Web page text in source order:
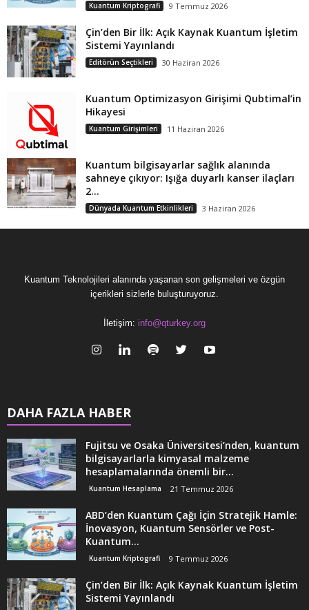
Kuantum Kriptografi 9 Temmuz 2026
Çin’den Bir İlk: Açık Kaynak Kuantum İşletim
Sistemi Yayınlandı
Editörün Seçtikleri 30 Haziran 2026
Kuantum Optimizasyon Girişimi Qubtimal’in
Hikayesi
Kuantum Girişimleri 11 Haziran 2026
Kuantum bilgisayarlar sağlık alanında
sahneye çıkıyor: Işığa duyarlı kanser ilaçları
2...
Dünyada Kuantum Etkinlikleri 3 Haziran 2026
Kuantum Teknolojileri alanında yaşanan son gelişmeleri ve özgün
içerikleri sizlerle buluşturuyoruz.
İletişim: info@qturkey.org
DAHA FAZLA HABER
Fujitsu ve Osaka Üniversitesi’nden, kuantum
bilgisayarlarla kimyasal malzeme
hesaplamalarında önemli bir...
Kuantum Hesaplama 21 Temmuz 2026
ABD’den Kuantum Çağı İçin Stratejik Hamle:
İnovasyon, Kuantum Sensörler ve Post-
Kuantum...
Kuantum Kriptografi 9 Temmuz 2026
Çin’den Bir İlk: Açık Kaynak Kuantum İşletim
Sistemi Yayınlandı